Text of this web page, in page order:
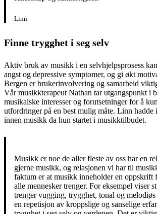
Linn
Finne trygghet i seg selv
Aktiv bruk av musikk i en selvhjelpsprosess
angst og depressive symptomer, og gi økt
Bergen er brukerinvolvering og samarbeid
Vår musikkterapeut Nathan tar utgangspunkt i
musikalske interesser og forutsetninger for å
utfordringer på en best mulig måte. Linn hadde
innen musikk da hun startet i musikktilbudet.
Musikk er noe de aller fleste av oss har en
gjerne musikk, og relasjonen vi har til
faktum er at musikk inneholder en oppskrift
alle mennesker trenger. For eksempel viser
trenger vugging, trygghet, tonal og
en repetisjon av kroppslige og sanselige